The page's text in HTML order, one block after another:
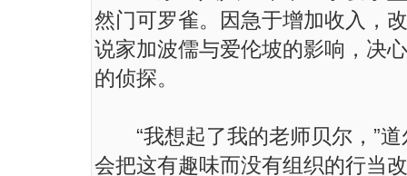
然门可罗雀。因急于增加收入，
说家加波儒与爱伦坡的影响，决
的侦探。
“我想起了我的老师贝尔，”道
会把这有趣味而没有组织的行当